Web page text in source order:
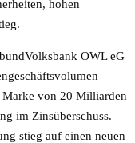
hohen
OWL eG
Marke von 20 Milliarden
im Zinsüberschuss.
stieg auf einen neuen